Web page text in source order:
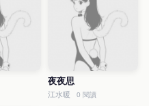
夜夜思
江水暖 0 閱讀